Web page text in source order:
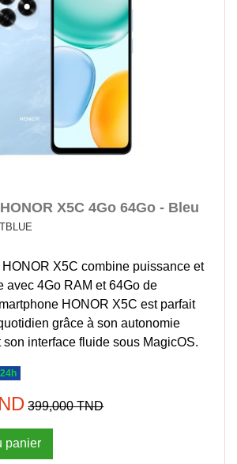
X5C 4Go 64Go - Bleu
HONOR X5C combine puissance et
avec 4Go RAM et 64Go de
HONOR X5C est parfait
grâce à son autonomie
son interface fluide sous MagicOS.
399,000 TND
panier